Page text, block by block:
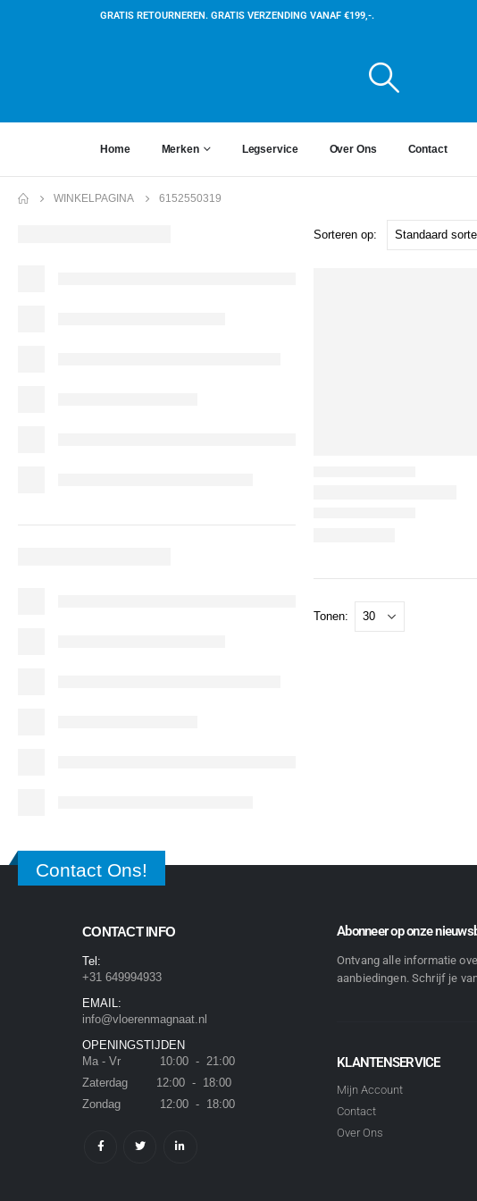
GRATIS RETOURNEREN. GRATIS VERZENDING VANAF €199,-.
Home Merken Legservice Over Ons Contact
WINKELPAGINA 6152550319
Sorteren op:
Tonen:
Contact Ons!
CONTACT INFO
Tel:
+31 649994933
EMAIL:
info@vloerenmagnaat.nl
OPENINGSTIJDEN
Ma - Vr 10:00 - 21:00
Zaterdag 12:00 - 18:00
Zondag 12:00 - 18:00
Abonneer op onze
Ontvang alle informatie
aanbiedingen. Schrijf je
KLANTENSERVICE
Mijn Account
Contact
Over Ons